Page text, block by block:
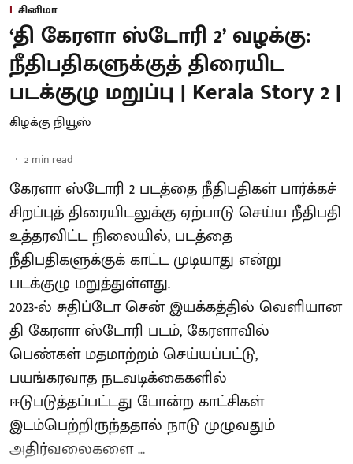
சினிமா
‘தி கேரளா ஸ்டோரி 2’ வழக்கு:
நீதிபதிகளுக்குத் திரையிட
படக்குழு மறுப்பு | Kerala Story 2 |
கிழக்கு நியூஸ்
2 min read
கேரளா ஸ்டோரி 2 படத்தை நீதிபதிகள் பார்க்கச்
சிறப்புத் திரையிடலுக்கு ஏற்பாடு செய்ய நீதிபதி
உத்தரவிட்ட நிலையில், படத்தை
நீதிபதிகளுக்குக் காட்ட முடியாது என்று
படக்குழு மறுத்துள்ளது.
2023-ல் சுதிப்டோ சென் இயக்​கத்​தில் வெளியான
தி கேரளா ஸ்டோரி படம், கேரளாவில்
பெண்கள் மதமாற்றம் செய்யப்பட்டு,
பயங்கரவாத நடவடிக்கைகளில்
ஈடுபடுத்தப்பட்டது போன்ற காட்சிகள்
இடம்பெற்றிருந்ததால் நாடு முழுவதும்
அதிர்வலைகளை ...